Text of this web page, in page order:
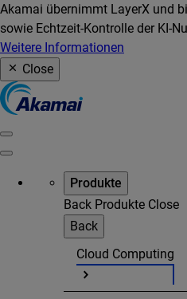
Akamai übernimmt LayerX und
sowie Echtzeit-Kontrolle der KI-
Weitere Informationen
Close
Produkte
Back Produkte Close
Back
Cloud Computing